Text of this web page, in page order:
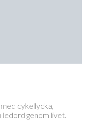
cykellycka,
genom livet.